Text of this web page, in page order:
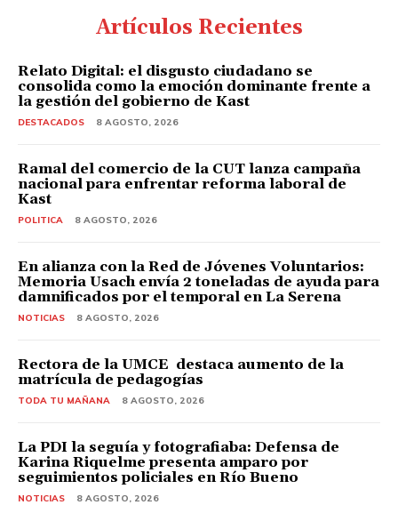
Artículos Recientes
Relato Digital: el disgusto ciudadano se
consolida como la emoción dominante frente a
la gestión del gobierno de Kast
DESTACADOS 8 AGOSTO, 2026
Ramal del comercio de la CUT lanza campaña
nacional para enfrentar reforma laboral de
Kast
POLITICA 8 AGOSTO, 2026
En alianza con la Red de Jóvenes Voluntarios:
Memoria Usach envía 2 toneladas de ayuda para
damnificados por el temporal en La Serena
NOTICIAS 8 AGOSTO, 2026
Rectora de la UMCE destaca aumento de la
matrícula de pedagogías
TODA TU MAÑANA 8 AGOSTO, 2026
La PDI la seguía y fotografiaba: Defensa de
Karina Riquelme presenta amparo por
seguimientos policiales en Río Bueno
NOTICIAS 8 AGOSTO, 2026